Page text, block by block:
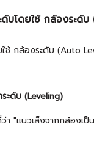
บโดยใช้ กล้องระดั
ช้ กล้องระดับ (Auto
ะดับ (Leveling)
า "แนวเล็งจากกล้องเ